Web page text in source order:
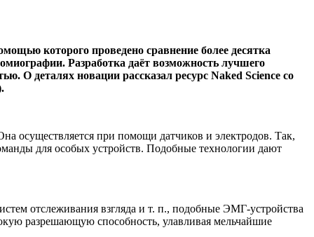
которого проведено сравнение более десятка
Разработка даёт возможность лучшего
О деталях новации рассказал ресурс Naked Science со
осуществляется при помощи датчиков и электродов. Так,
для особых устройств. Подобные технологии дают
отслеживания взгляда и т. п., подобные ЭМГ-устройства
разрешающую способность, улавливая мельчайшие